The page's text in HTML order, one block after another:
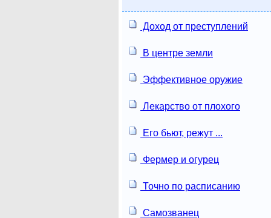
Доход от преступлений
В центре земли
Эффективное оружие
Лекарство от плохого
Его бьют, режут ...
Фермер и огурец
Точно по расписанию
Самозванец